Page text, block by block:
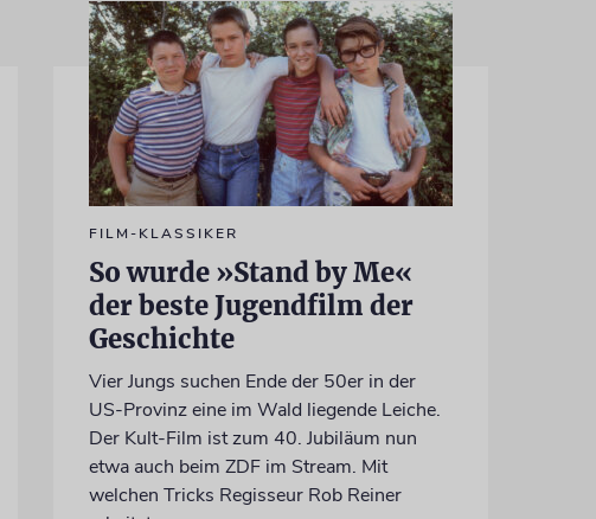
FILM-KLASSIKER
So wurde »Stand by Me«
der beste Jugendfilm der
Geschichte
Vier Jungs suchen Ende der 50er in der
US-Provinz eine im Wald liegende Leiche.
Der Kult-Film ist zum 40. Jubiläum nun
etwa auch beim ZDF im Stream. Mit
welchen Tricks Regisseur Rob Reiner